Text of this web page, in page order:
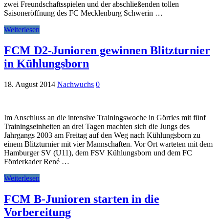
zwei Freundschaftsspielen und der abschließenden tollen
Saisoneröffnung des FC Mecklenburg Schwerin …
Weiterlesen
FCM D2-Junioren gewinnen Blitzturnier
in Kühlungsborn
18. August 2014 Nachwuchs 0
Im Anschluss an die intensive Trainingswoche in Görries mit fünf
Trainingseinheiten an drei Tagen machten sich die Jungs des
Jahrgangs 2003 am Freitag auf den Weg nach Kühlungsborn zu
einem Blitzturnier mit vier Mannschaften. Vor Ort warteten mit dem
Hamburger SV (U11), dem FSV Kühlungsborn und dem FC
Förderkader René …
Weiterlesen
FCM B-Junioren starten in die
Vorbereitung